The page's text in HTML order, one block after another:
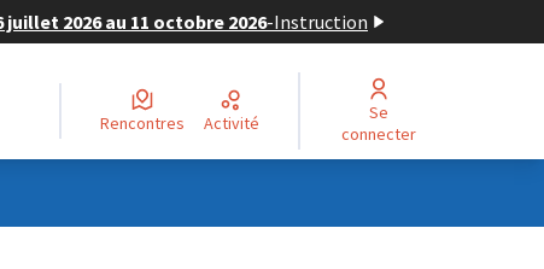
2026 au 11 octobre 2026-Instruction
Rencontres Activité
Se
connecter